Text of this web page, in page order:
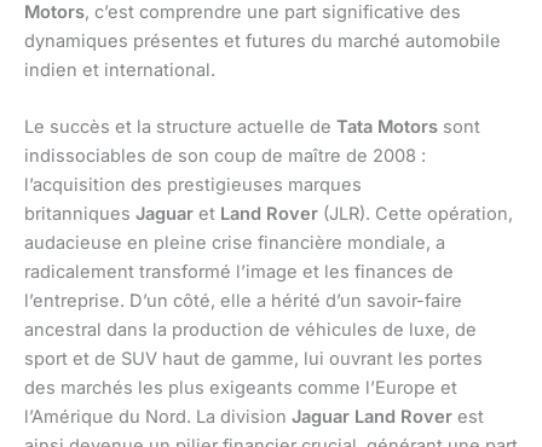
Motors, c’est comprendre une part significative des
dynamiques présentes et futures du marché automobile
indien et international.
Le succès et la structure actuelle de Tata Motors sont
indissociables de son coup de maître de 2008 :
l’acquisition des prestigieuses marques
britanniques Jaguar et Land Rover (JLR). Cette opération,
audacieuse en pleine crise financière mondiale, a
radicalement transformé l’image et les finances de
l’entreprise. D’un côté, elle a hérité d’un savoir-faire
ancestral dans la production de véhicules de luxe, de
sport et de SUV haut de gamme, lui ouvrant les portes
des marchés les plus exigeants comme l’Europe et
l’Amérique du Nord. La division Jaguar Land Rover est